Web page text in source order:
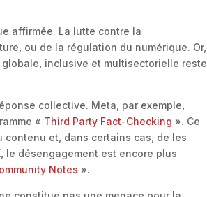
affirmée. La lutte contre la
ou de la régulation du numérique. Or,
globale, inclusive et multisectorielle reste
collective. Meta, par exemple,
« Third Party Fact-Checking ». Ce
et, dans certains cas, de les
le désengagement est encore plus
Notes ».